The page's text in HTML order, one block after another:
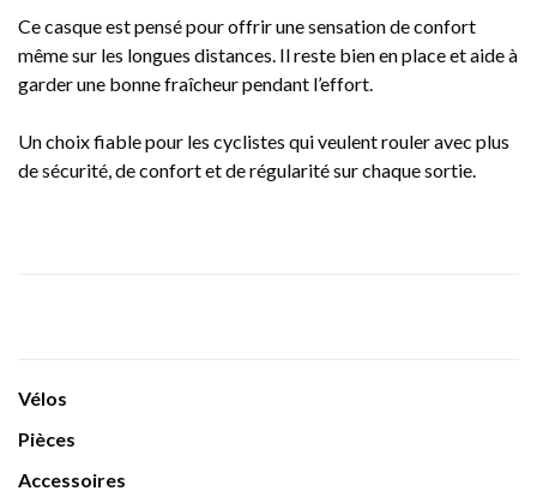
Ce casque est pensé pour offrir une sensation de confort
même sur les longues distances. Il reste bien en place et aide à
garder une bonne fraîcheur pendant l’effort.
Un choix fiable pour les cyclistes qui veulent rouler avec plus
de sécurité, de confort et de régularité sur chaque sortie.
Vélos
Pièces
Accessoires